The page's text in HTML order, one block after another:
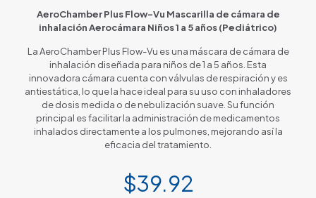
AeroChamber Plus Flow-Vu Mascarilla de cámara de
inhalación Aerocámara Niños 1 a 5 años (Pediátrico)
La AeroChamber Plus Flow-Vu es una máscara de cámara de
inhalación diseñada para niños de 1 a 5 años. Esta
innovadora cámara cuenta con válvulas de respiración y es
antiestática, lo que la hace ideal para su uso con inhaladores
de dosis medida o de nebulización suave. Su función
principal es facilitar la administración de medicamentos
inhalados directamente a los pulmones, mejorando así la
eficacia del tratamiento.
$39.92